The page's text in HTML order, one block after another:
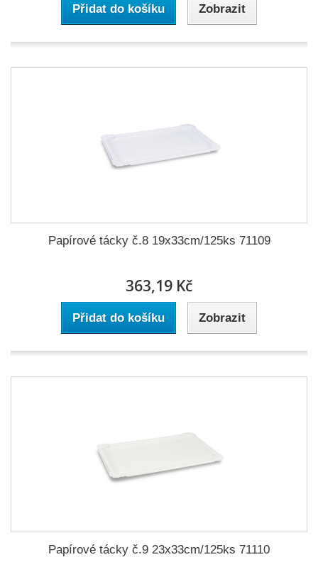
Přidat do košíku Zobrazit
Papírové tácky č.8 19x33cm/125ks 71109
363,19 Kč
Přidat do košíku Zobrazit
Papírové tácky č.9 23x33cm/125ks 71110